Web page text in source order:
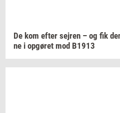
De kom efter sej­ren – og fik
ne i op­gø­ret mod B1913